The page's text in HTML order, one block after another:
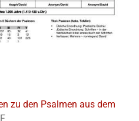
zu den Psalmen aus dem